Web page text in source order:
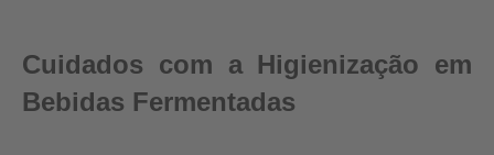
Cuidados com a Higienização em
Bebidas Fermentadas